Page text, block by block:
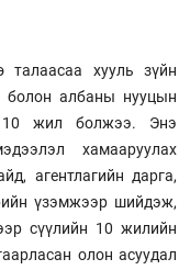
талаасаа хууль зүйн
болон албаны нууцын
10 жил болжээ. Энэ
хамааруулах
агентлагийн дарга,
үзэмжээр шийдэж,
сүүлийн 10 жилийн
олон асуудал